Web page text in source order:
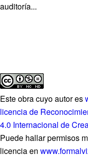
auditoría...
Este obra cuyo autor es
licencia de
4.0 Internacional de
Puede hallar permisos
licencia en